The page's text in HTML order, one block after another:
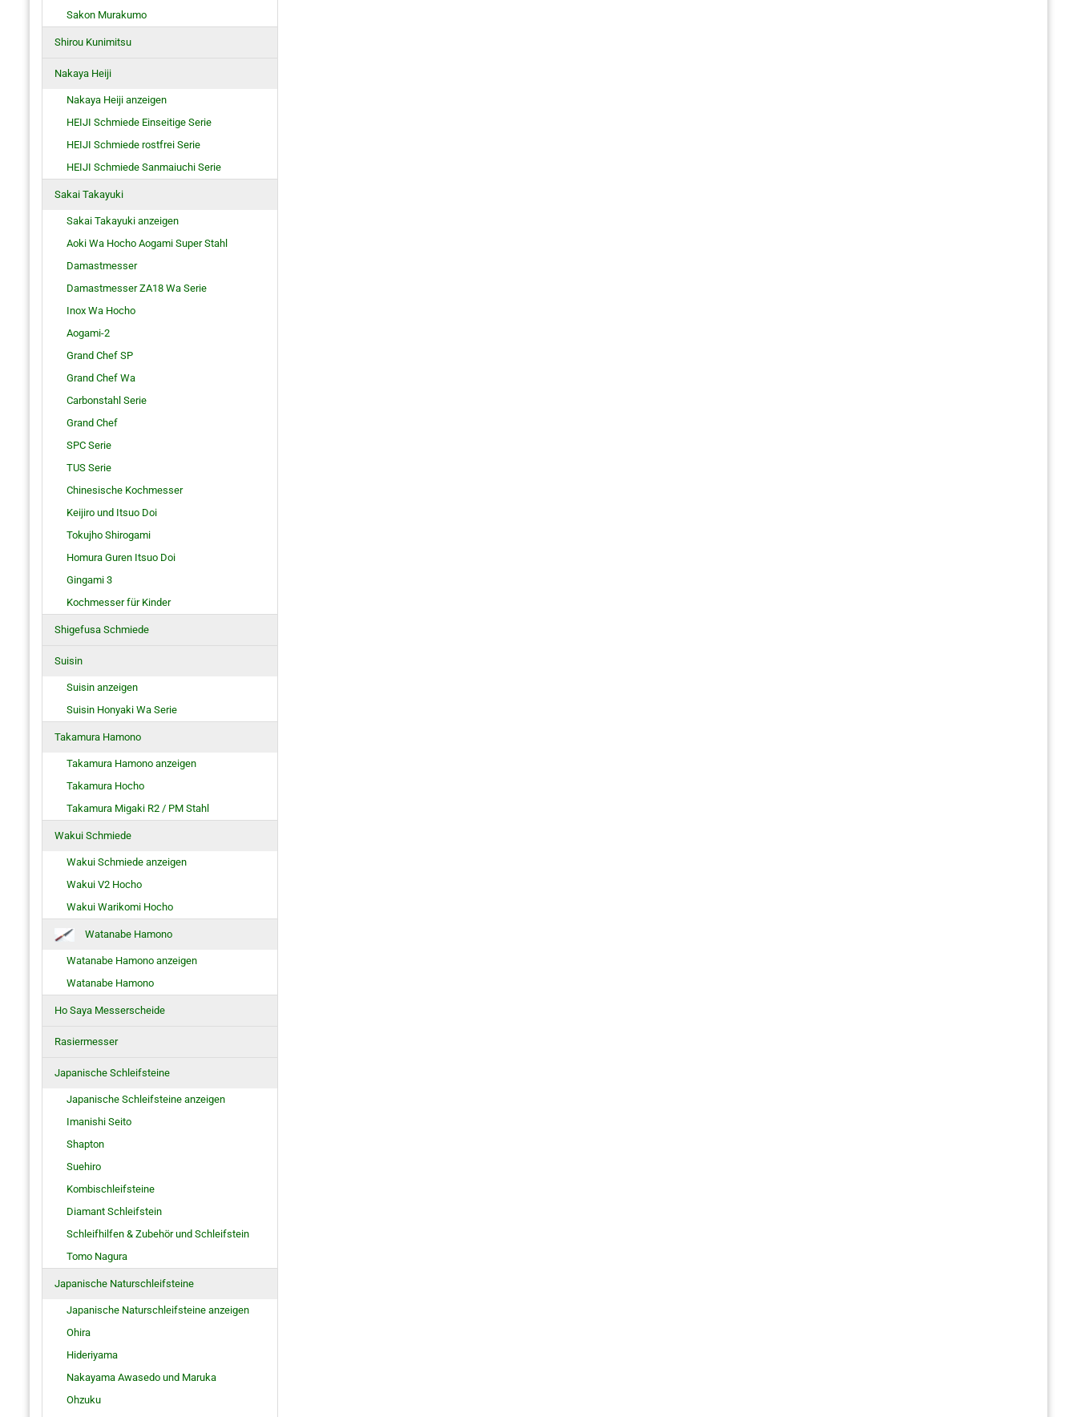
Sakon Murakumo
Shirou Kunimitsu
Nakaya Heiji
Nakaya Heiji anzeigen
HEIJI Schmiede Einseitige Serie
HEIJI Schmiede rostfrei Serie
HEIJI Schmiede Sanmaiuchi Serie
Sakai Takayuki
Sakai Takayuki anzeigen
Aoki Wa Hocho Aogami Super Stahl
Damastmesser
Damastmesser ZA18 Wa Serie
Inox Wa Hocho
Aogami-2
Grand Chef SP
Grand Chef Wa
Carbonstahl Serie
Grand Chef
SPC Serie
TUS Serie
Chinesische Kochmesser
Keijiro und Itsuo Doi
Tokujho Shirogami
Homura Guren Itsuo Doi
Gingami 3
Kochmesser für Kinder
Shigefusa Schmiede
Suisin
Suisin anzeigen
Suisin Honyaki Wa Serie
Takamura Hamono
Takamura Hamono anzeigen
Takamura Hocho
Takamura Migaki R2 / PM Stahl
Wakui Schmiede
Wakui Schmiede anzeigen
Wakui V2 Hocho
Wakui Warikomi Hocho
Watanabe Hamono
Watanabe Hamono anzeigen
Watanabe Hamono
Ho Saya Messerscheide
Rasiermesser
Japanische Schleifsteine
Japanische Schleifsteine anzeigen
Imanishi Seito
Shapton
Suehiro
Kombischleifsteine
Diamant Schleifstein
Schleifhilfen & Zubehör und Schleifstein
Tomo Nagura
Japanische Naturschleifsteine
Japanische Naturschleifsteine anzeigen
Ohira
Hideriyama
Nakayama Awasedo und Maruka
Ohzuku